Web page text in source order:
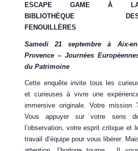
ESCAPE GAME À
BIBLIOTHÈQUE
FENOUILLÈRES
Samedi 21 septembre à Aix-
Provence – Journées
du Patrimoine
Cette enquête invite tous les
et curieuses à vivre une
immersive originale. Votre mission
Vous appuyer sur votre sens
l’observation, votre esprit critique et
travail d’équipe pour vous libérer.